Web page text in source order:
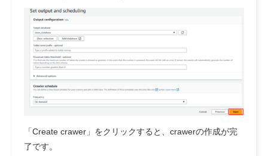
「Create crawer」をクリックすると、crawerの作成が完
了です。